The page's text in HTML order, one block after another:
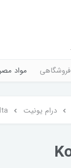
مواد
درام یونیت